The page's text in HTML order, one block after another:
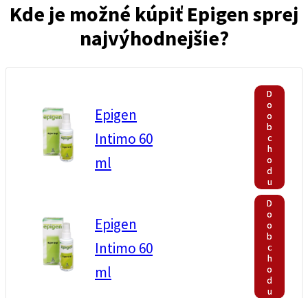
Kde je možné kúpiť Epigen sprej
najvýhodnejšie?
Epigen
Intimo 60
ml
D
o
o
b
c
h
o
d
u
Epigen
Intimo 60
ml
D
o
o
b
c
h
o
d
u